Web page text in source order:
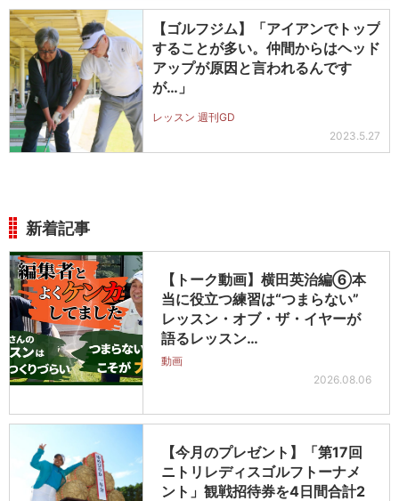
【ゴルフジム】「アイアンでトップ
することが多い。仲間からはヘッド
アップが原因と言われるんです
が…」
レッスン 週刊GD
2023.5.27
新着記事
【トーク動画】横田英治編⑥本
当に役立つ練習は“つまらない”
レッスン・オブ・ザ・イヤーが
語るレッスン…
動画
2026.08.06
【今月のプレゼント】「第17回
ニトリレディスゴルフトーナメ
ント」観戦招待券を4日間合計2